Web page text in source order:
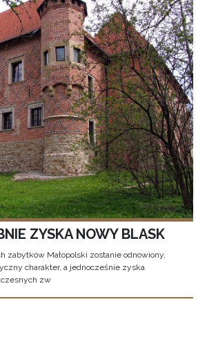
ZYSKA NOWY BLASK
zabytków Małopolski zostanie odnowiony,
charakter, a jednocześnie zyska
zw